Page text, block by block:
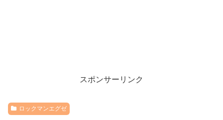
スポンサーリンク
ロックマンエグゼ